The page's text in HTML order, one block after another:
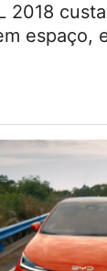
2018
espaço,